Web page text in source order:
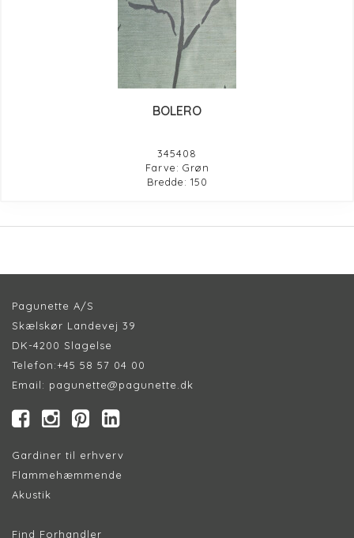
BOLERO
345408
Farve: Grøn
Bredde: 150
Pagunette A/S
Skælskør Landevej 39
DK-4200 Slagelse
Telefon:+45 58 57 04 00
Email: pagunette@pagunette.dk
Gardiner til erhverv
Flammehæmmende
Akustik
Find Forhandler